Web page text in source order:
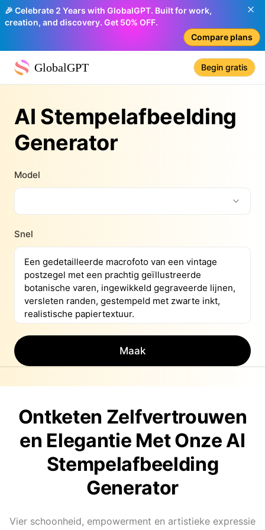
🎉 Celebrate 2 Years with GlobalGPT. Built for work,
creation, and discovery. Get 50% OFF.
Compare plans
GlobalGPT Begin gratis
AI Stempelafbeelding
Generator
Model
Snel
Maak
Ontketen Zelfvertrouwen
en Elegantie Met Onze AI
Stempelafbeelding
Generator
Vier schoonheid, empowerment en artistieke expressie